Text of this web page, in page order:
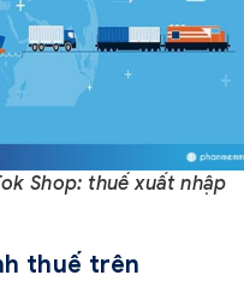
Shop: thuế xuất nhập
thuế trên